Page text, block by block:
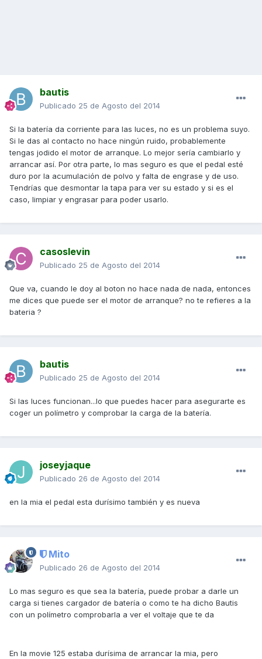
bautis
Publicado 25 de Agosto del 2014
Si la batería da corriente para las luces, no es un problema suyo.
Si le das al contacto no hace ningún ruido, probablemente
tengas jodido el motor de arranque. Lo mejor sería cambiarlo y
arrancar así. Por otra parte, lo mas seguro es que el pedal esté
duro por la acumulación de polvo y falta de engrase y de uso.
Tendrías que desmontar la tapa para ver su estado y si es el
caso, limpiar y engrasar para poder usarlo.
casoslevin
Publicado 25 de Agosto del 2014
Que va, cuando le doy al boton no hace nada de nada, entonces
me dices que puede ser el motor de arranque? no te refieres a la
bateria ?
bautis
Publicado 25 de Agosto del 2014
Si las luces funcionan...lo que puedes hacer para asegurarte es
coger un polímetro y comprobar la carga de la batería.
joseyjaque
Publicado 26 de Agosto del 2014
en la mia el pedal esta durísimo también y es nueva
Mito
Publicado 26 de Agosto del 2014
Lo mas seguro es que sea la batería, puede probar a darle un
carga si tienes cargador de batería o como te ha dicho Bautis
con un polímetro comprobarla a ver el voltaje que te da
En la movie 125 estaba durísima de arrancar la mia, pero